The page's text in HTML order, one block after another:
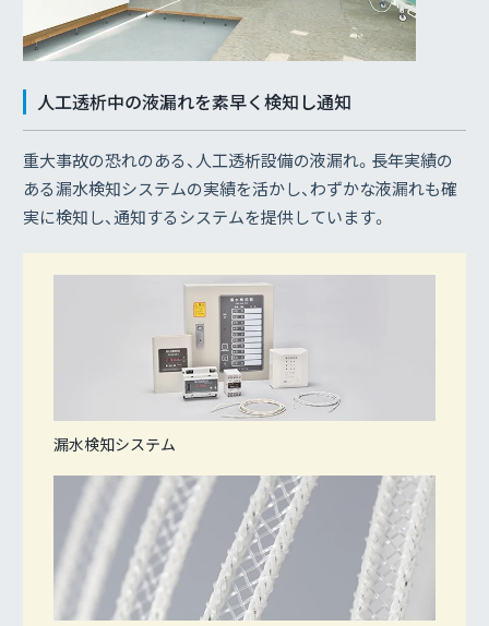
人工透析中の液漏れを素早く検知し通知
重大事故の恐れのある、人工透析設備の液漏れ。長年実績の
ある漏水検知システムの実績を活かし、わずかな液漏れも確
実に検知し、通知するシステムを提供しています。
漏水検知システム